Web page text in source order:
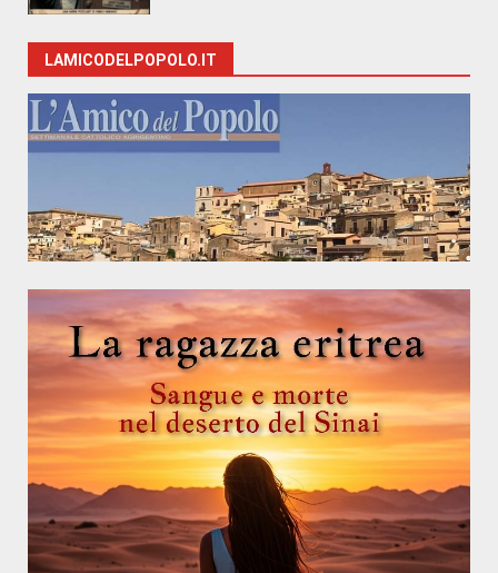
LAMICODELPOPOLO.IT